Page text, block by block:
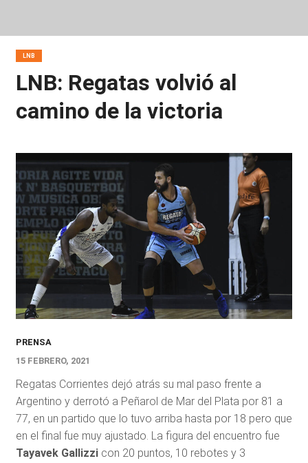
LNB
LNB: Regatas volvió al
camino de la victoria
PRENSA
15 FEBRERO, 2021
Regatas Corrientes dejó atrás su mal paso frente a
Argentino y derrotó a Peñarol de Mar del Plata por 81 a
77, en un partido que lo tuvo arriba hasta por 18 pero que
en el final fue muy ajustado. La figura del encuentro fue
Tayavek Gallizzi con 20 puntos, 10 rebotes y 3